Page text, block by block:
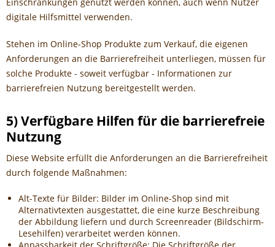
digitale Hilfsmittel verwenden.
Stehen im Online-Shop Produkte zum Verkauf, die eigenen
Anforderungen an die Barrierefreiheit unterliegen, müssen für
solche Produkte - soweit verfügbar - Informationen zur
barrierefreien Nutzung bereitgestellt werden.
5) Verfügbare Hilfen für die barrierefreie
Nutzung
Diese Website erfüllt die Anforderungen an die Barrierefreiheit
durch folgende Maßnahmen:
Alt-Texte für Bilder: Bilder im Online-Shop sind mit
Alternativtexten ausgestattet, die eine kurze Beschreibung
der Abbildung liefern und durch Screenreader (Bildschirm-
Lesehilfen) verarbeitet werden können.